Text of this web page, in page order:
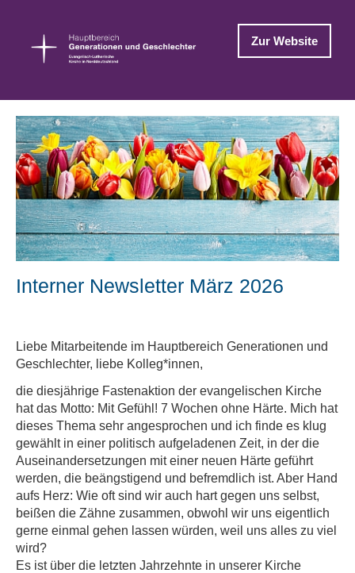
Zur Website
Interner Newsletter März 2026
Liebe Mitarbeitende im Hauptbereich Generationen und
Geschlechter, liebe Kolleg*innen,
die diesjährige Fastenaktion der evangelischen Kirche
hat das Motto: Mit Gefühl! 7 Wochen ohne Härte. Mich hat
dieses Thema sehr angesprochen und ich finde es klug
gewählt in einer politisch aufgeladenen Zeit, in der die
Auseinandersetzungen mit einer neuen Härte geführt
werden, die beängstigend und befremdlich ist. Aber Hand
aufs Herz: Wie oft sind wir auch hart gegen uns selbst,
beißen die Zähne zusammen, obwohl wir uns eigentlich
gerne einmal gehen lassen würden, weil uns alles zu viel
wird?
Es ist über die letzten Jahrzehnte in unserer Kirche